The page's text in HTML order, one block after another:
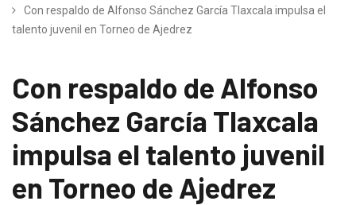
Con respaldo de Alfonso Sánchez García Tlaxcala impulsa el
talento juvenil en Torneo de Ajedrez
Con respaldo de Alfonso
Sánchez García Tlaxcala
impulsa el talento juvenil
en Torneo de Ajedrez